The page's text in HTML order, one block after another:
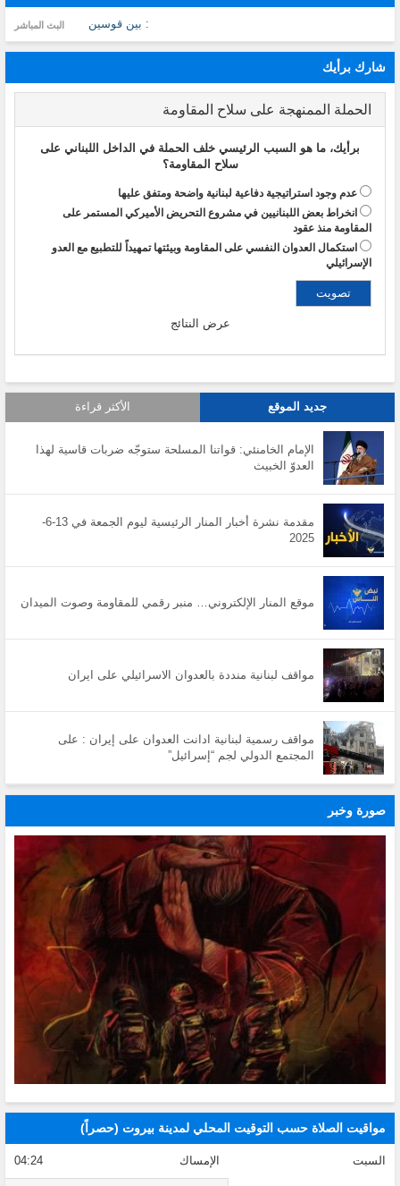
: بين قوسين البث المباشر
شارك برأيك
الحملة الممنهجة على سلاح المقاومة
برأيك، ما هو السبب الرئيسي خلف الحملة في الداخل اللبناني على
سلاح المقاومة؟
عدم وجود استراتيجية دفاعية لبنانية واضحة ومتفق عليها
انخراط بعض اللبنانيين في مشروع التحريض الأميركي المستمر على
المقاومة منذ عقود
استكمال العدوان النفسي على المقاومة وبيئتها تمهيداً للتطبيع مع العدو
الإسرائيلي
عرض النتائج
جديد الموقع الأكثر قراءة
الإمام الخامنئي: قواتنا المسلحة ستوجّه ضربات قاسية لهذا
العدوّ الخبيث
مقدمة نشرة أخبار المنار الرئيسية ليوم الجمعة في 13-6-
2025
موقع المنار الإلكتروني… منبر رقمي للمقاومة وصوت الميدان
مواقف لبنانية منددة بالعدوان الاسرائيلي على ايران
مواقف رسمية لبنانية ادانت العدوان على إيران : على
المجتمع الدولي لجم “إسرائيل”
صورة وخبر
مواقيت الصلاة حسب التوقيت المحلي لمدينة بيروت (حصراً)
السبت الإمساك 04:24